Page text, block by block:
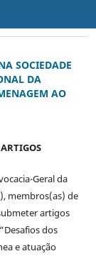
SOCIEDADE
DA
AO
Geral da
membros(as) de
artigos
dos
e atuação